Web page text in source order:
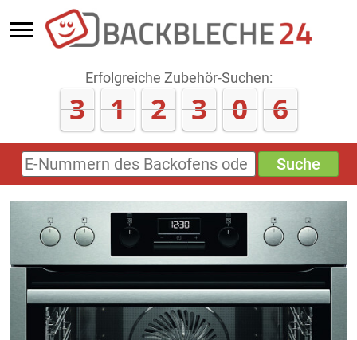
Erfolgreiche Zubehör-Suchen:
3 1 2 3 0 9
E-
Nummern
des
Zubehörs
(keine
Suche